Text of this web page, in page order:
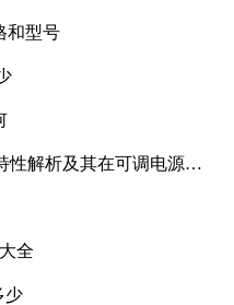
和型号
性解析及其在可调电源设
全
少